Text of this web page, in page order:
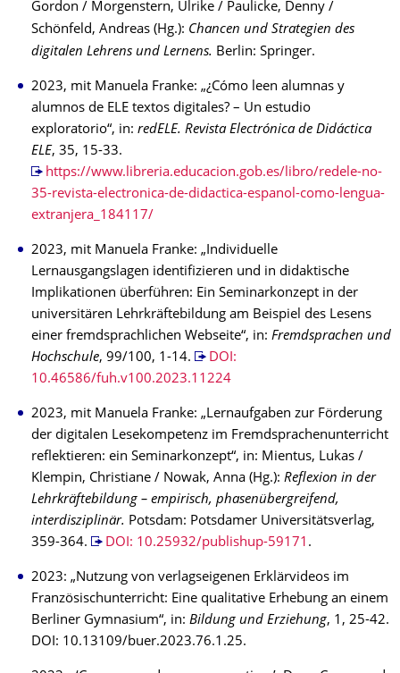
Gordon / Morgenstern, Ulrike / Paulicke, Denny /
Schönfeld, Andreas (Hg.): Chancen und Strategien des
digitalen Lehrens und Lernens. Berlin: Springer.
2023, mit Manuela Franke: „¿Cómo leen alumnas y
alumnos de ELE textos digitales? – Un estudio
exploratorio“, in: redELE. Revista Electrónica de Didáctica
ELE, 35, 15-33.
https://www.libreria.educacion.gob.es/libro/redele-no-
35-revista-electronica-de-didactica-espanol-como-lengua-
extranjera_184117/
2023, mit Manuela Franke: „Individuelle
Lernausgangslagen identifizieren und in didaktische
Implikationen überführen: Ein Seminarkonzept in der
universitären Lehrkräftebildung am Beispiel des Lesens
einer fremdsprachlichen Webseite“, in: Fremdsprachen und
Hochschule, 99/100, 1-14.
DOI:
10.46586/fuh.v100.2023.11224
2023, mit Manuela Franke: „Lernaufgaben zur Förderung
der digitalen Lesekompetenz im Fremdsprachenunterricht
reflektieren: ein Seminarkonzept“, in: Mientus, Lukas /
Klempin, Christiane / Nowak, Anna (Hg.): Reflexion in der
Lehrkräftebildung – empirisch, phasenübergreifend,
interdisziplinär. Potsdam: Potsdamer Universitätsverlag,
359-364.
DOI: 10.25932/publishup-59171 .
2023: „Nutzung von verlagseigenen Erklärvideos im
Französischunterricht: Eine qualitative Erhebung an einem
Berliner Gymnasium“, in: Bildung und Erziehung, 1, 25-42.
DOI: 10.13109/buer.2023.76.1.25.